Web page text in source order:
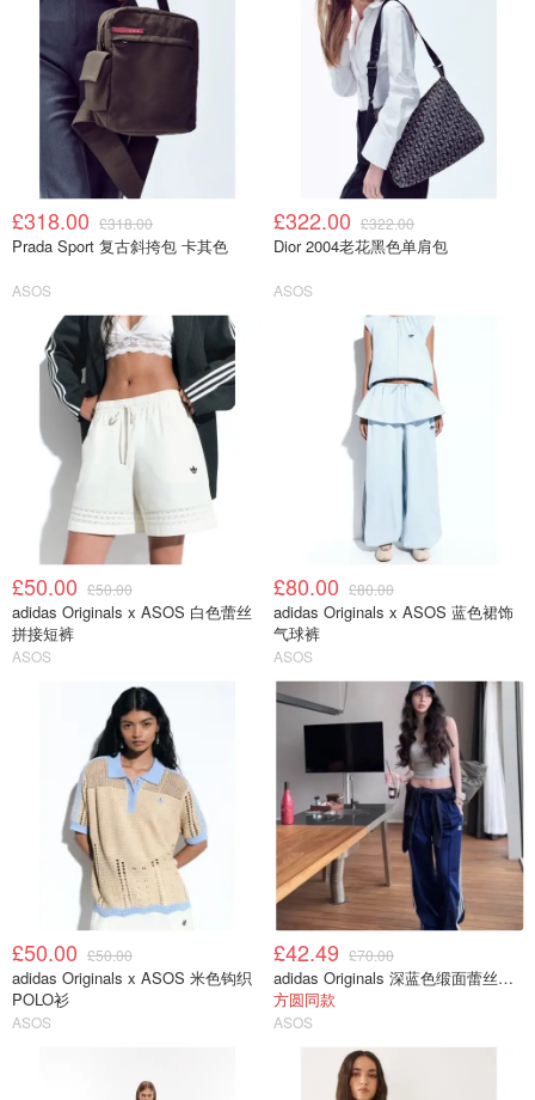
£318.00 £318.00
Prada Sport 复古斜挎包 卡其色
ASOS
£322.00 £322.00
Dior 2004老花黑色单肩包
ASOS
£50.00 £50.00
adidas Originals x ASOS 白色蕾丝
拼接短裤
ASOS
£80.00 £80.00
adidas Originals x ASOS 蓝色裙饰
气球裤
ASOS
£50.00 £50.00
adidas Originals x ASOS 米色钩织
POLO衫
ASOS
£42.49 £70.00
adidas Originals 深蓝色缎面蕾丝边长裤
方圆同款
ASOS